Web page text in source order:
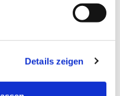
Details zeigen